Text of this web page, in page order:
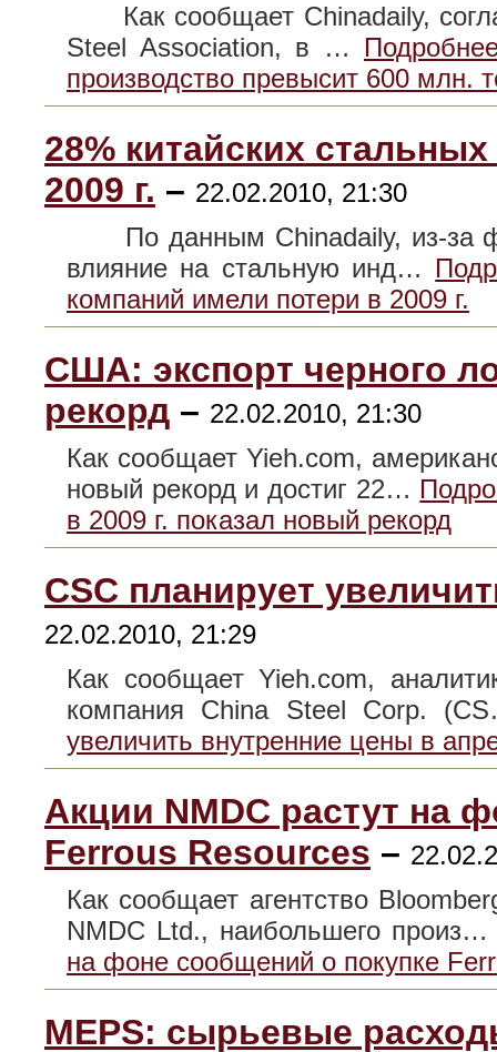
Как сообщает Chinadaily,
Steel Association, в …
производство превысит 600 млн.
28% китайских
2009 г. – 22.02.2010, 21:30
По данным Chinadaily, из-за
влияние на стальную инд…
компаний имели потери в 2009 г.
США: экспорт черного
рекорд – 22.02.2010, 21:30
Как сообщает Yieh.com,
новый рекорд и достиг 22…
в 2009 г. показал новый рекорд
CSC планирует
22.02.2010, 21:29
Как сообщает Yieh.com,
компания China Steel Corp.
увеличить внутренние цены в
Акции NMDC растут на
Ferrous Resources –
Как сообщает агентство
NMDC Ltd., наибольшего
на фоне сообщений о покупке
MEPS: сырьевые